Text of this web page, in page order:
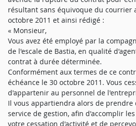
résultant sans équivoque du courrier
octobre 2011 et ainsi rédigé :
« Monsieur,
Vous avez été employé par la
de l'escale de Bastia, en qualité
contrat à durée déterminée.
Conformément aux termes de ce
échéance le 30 octobre 2011. Vous
d'appartenir au personnel de
Il vous appartiendra alors de prendre
service de gestion, afin d'accomplir
votre cessation d'activité et de